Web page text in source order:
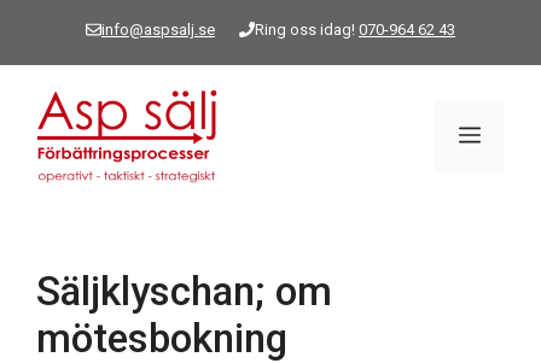
info@aspsalj.se Ring oss idag! 070-964 62 43
Meny
Säljklyschan; om
mötesbokning